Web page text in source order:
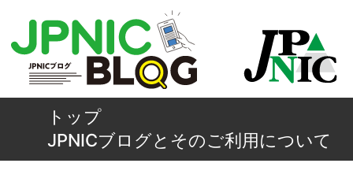
トップ
JPNICブログとそのご利用について